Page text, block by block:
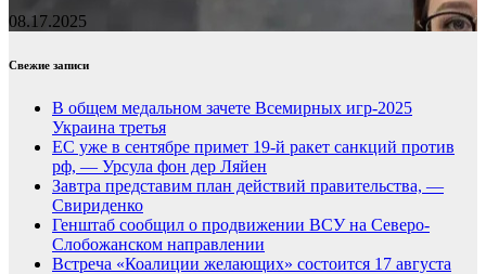
08.17.2025
Свежие записи
В общем медальном зачете Всемирных игр-2025
Украина третья
ЕС уже в сентябре примет 19-й ракет санкций против
рф, — Урсула фон дер Ляйен
Завтра представим план действий правительства, —
Свириденко
Генштаб сообщил о продвижении ВСУ на Северо-
Слобожанском направлении
Встреча «Коалиции желающих» состоится 17 августа